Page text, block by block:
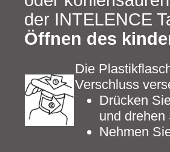
der INTELENCE
Öffnen des
Die
Verschluss
Drücken
und
Nehmen